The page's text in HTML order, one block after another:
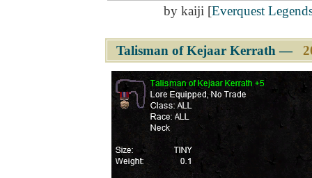
by kaiji [Everquest
Talisman of Kejaar Kerrath―